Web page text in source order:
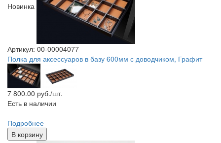
Новинка
Артикул: 00-00004077
Полка для аксессуаров в базу 600мм с доводчиком, Графит
7 800.00 руб./шт.
Есть в наличии
Подробнее
В корзину